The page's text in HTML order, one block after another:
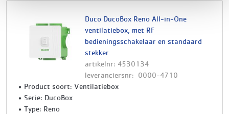
Duco DucoBox Reno All-in-One
ventilatiebox, met RF
bedieningsschakelaar en standaard
stekker
artikelnr: 4530134
leveranciersnr: 0000-4710
Product soort: Ventilatiebox
Serie: DucoBox
Type: Reno